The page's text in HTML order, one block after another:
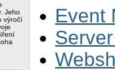
Jeho
výročí
Event